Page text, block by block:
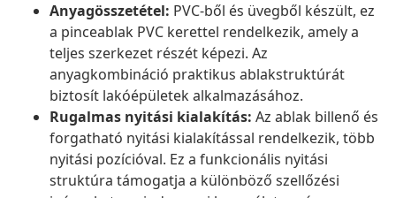
Anyagösszetétel: PVC-ből és üvegből készült, ez
a pinceablak PVC kerettel rendelkezik, amely a
teljes szerkezet részét képezi. Az
anyagkombináció praktikus ablakstruktúrát
biztosít lakóépületek alkalmazásához.
Rugalmas nyitási kialakítás: Az ablak billenő és
forgatható nyitási kialakítással rendelkezik, több
nyitási pozícióval. Ez a funkcionális nyitási
struktúra támogatja a különböző szellőzési